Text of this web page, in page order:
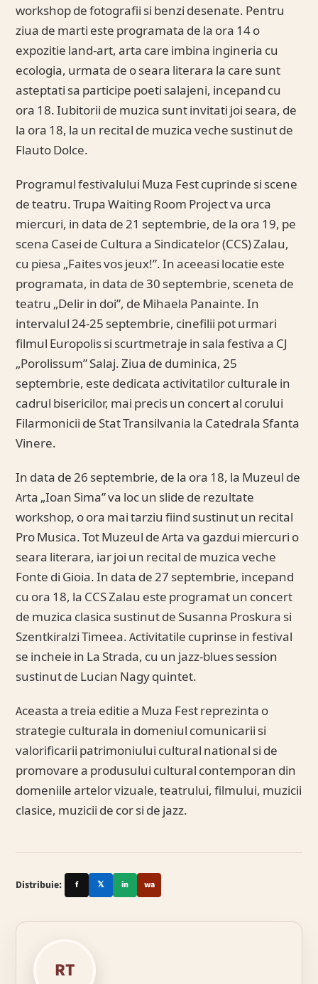
workshop de fotografii si benzi desenate. Pentru
ziua de marti este programata de la ora 14 o
expozitie land-art, arta care imbina ingineria cu
ecologia, urmata de o seara literara la care sunt
asteptati sa participe poeti salajeni, incepand cu
ora 18. Iubitorii de muzica sunt invitati joi seara, de
la ora 18, la un recital de muzica veche sustinut de
Flauto Dolce.
Programul festivalului Muza Fest cuprinde si scene
de teatru. Trupa Waiting Room Project va urca
miercuri, in data de 21 septembrie, de la ora 19, pe
scena Casei de Cultura a Sindicatelor (CCS) Zalau,
cu piesa „Faites vos jeux!”. In aceeasi locatie este
programata, in data de 30 septembrie, sceneta de
teatru „Delir in doi”, de Mihaela Panainte. In
intervalul 24-25 septembrie, cinefilii pot urmari
filmul Europolis si scurtmetraje in sala festiva a CJ
„Porolissum” Salaj. Ziua de duminica, 25
septembrie, este dedicata activitatilor culturale in
cadrul bisericilor, mai precis un concert al corului
Filarmonicii de Stat Transilvania la Catedrala Sfanta
Vinere.
In data de 26 septembrie, de la ora 18, la Muzeul de
Arta „Ioan Sima” va loc un slide de rezultate
workshop, o ora mai tarziu fiind sustinut un recital
Pro Musica. Tot Muzeul de Arta va gazdui miercuri o
seara literara, iar joi un recital de muzica veche
Fonte di Gioia. In data de 27 septembrie, incepand
cu ora 18, la CCS Zalau este programat un concert
de muzica clasica sustinut de Susanna Proskura si
Szentkiralzi Timeea. Activitatile cuprinse in festival
se incheie in La Strada, cu un jazz-blues session
sustinut de Lucian Nagy quintet.
Aceasta a treia editie a Muza Fest reprezinta o
strategie culturala in domeniul comunicarii si
valorificarii patrimoniului cultural national si de
promovare a produsului cultural contemporan din
domeniile artelor vizuale, teatrului, filmului, muzicii
clasice, muzicii de cor si de jazz.
Distribuie: f 𝕏 in wa
RT